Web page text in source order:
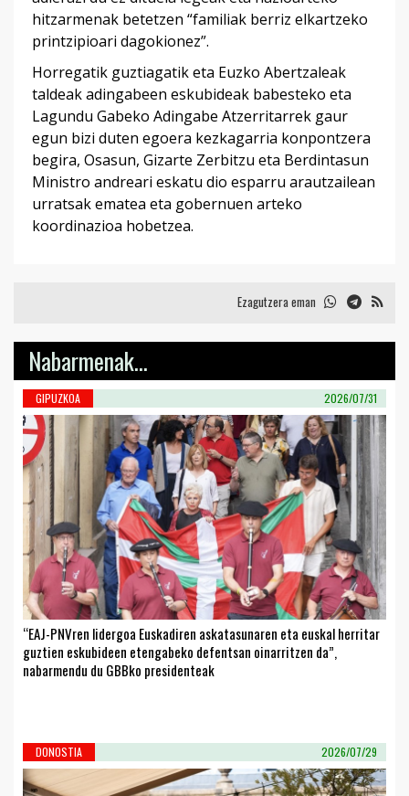
hitzarmenak betetzen “familiak berriz elkartzeko
printzipioari dagokionez”.
Horregatik guztiagatik eta Euzko Abertzaleak
taldeak adingabeen eskubideak babesteko eta
Lagundu Gabeko Adingabe Atzerritarrek gaur
egun bizi duten egoera kezkagarria konpontzera
begira, Osasun, Gizarte Zerbitzu eta Berdintasun
Ministro andreari eskatu dio esparru arautzailean
urratsak ematea eta gobernuen arteko
koordinazioa hobetzea.
Ezagutzera eman
Nabarmenak...
GIPUZKOA 2026/07/31
“EAJ-PNVren lidergoa Euskadiren askatasunaren eta euskal herritar
guztien eskubideen etengabeko defentsan oinarritzen da”,
nabarmendu du GBBko presidenteak
DONOSTIA 2026/07/29